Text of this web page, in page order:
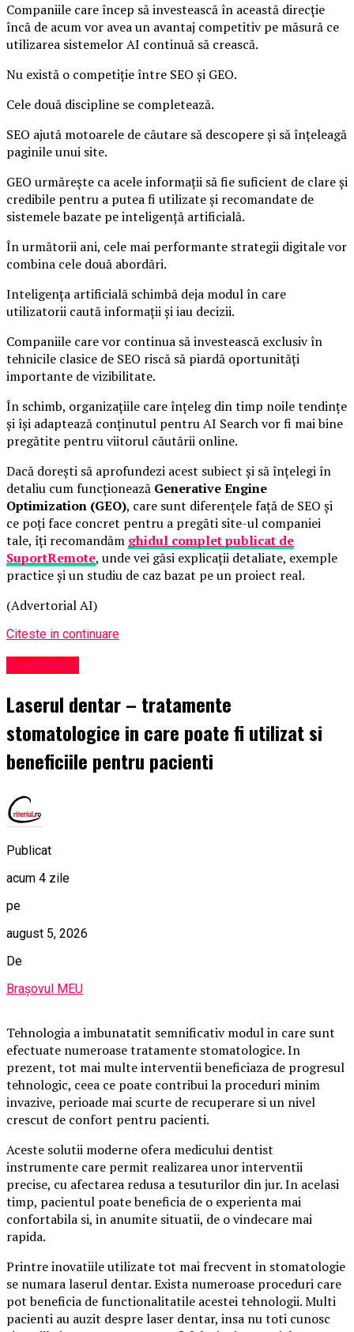
Companiile care încep să investească în această direcție
încă de acum vor avea un avantaj competitiv pe măsură ce
utilizarea sistemelor AI continuă să crească.
Nu există o competiție între SEO și GEO.
Cele două discipline se completează.
SEO ajută motoarele de căutare să descopere și să înțeleagă
paginile unui site.
GEO urmărește ca acele informații să fie suficient de clare și
credibile pentru a putea fi utilizate și recomandate de
sistemele bazate pe inteligență artificială.
În următorii ani, cele mai performante strategii digitale vor
combina cele două abordări.
Inteligența artificială schimbă deja modul în care
utilizatorii caută informații și iau decizii.
Companiile care vor continua să investească exclusiv în
tehnicile clasice de SEO riscă să piardă oportunități
importante de vizibilitate.
În schimb, organizațiile care înțeleg din timp noile tendințe
și își adaptează conținutul pentru AI Search vor fi mai bine
pregătite pentru viitorul căutării online.
Dacă dorești să aprofundezi acest subiect și să înțelegi în
detaliu cum funcționează Generative Engine
Optimization (GEO), care sunt diferențele față de SEO și
ce poți face concret pentru a pregăti site-ul companiei
tale, îți recomandăm ghidul complet publicat de
SuportRemote, unde vei găsi explicații detaliate, exemple
practice și un studiu de caz bazat pe un proiect real.
(Advertorial AI)
Citeste in continuare
Eveniment
Laserul dentar – tratamente
stomatologice in care poate fi utilizat si
beneficiile pentru pacienti
Publicat
acum 4 zile
pe
august 5, 2026
De
Brașovul MEU
Tehnologia a imbunatatit semnificativ modul in care sunt
efectuate numeroase tratamente stomatologice. In
prezent, tot mai multe interventii beneficiaza de progresul
tehnologic, ceea ce poate contribui la proceduri minim
invazive, perioade mai scurte de recuperare si un nivel
crescut de confort pentru pacienti.
Aceste solutii moderne ofera medicului dentist
instrumente care permit realizarea unor interventii
precise, cu afectarea redusa a tesuturilor din jur. In acelasi
timp, pacientul poate beneficia de o experienta mai
confortabila si, in anumite situatii, de o vindecare mai
rapida.
Printre inovatiile utilizate tot mai frecvent in stomatologie
se numara laserul dentar. Exista numeroase proceduri care
pot beneficia de functionalitatile acestei tehnologii. Multi
pacienti au auzit despre laser dentar, insa nu toti cunosc